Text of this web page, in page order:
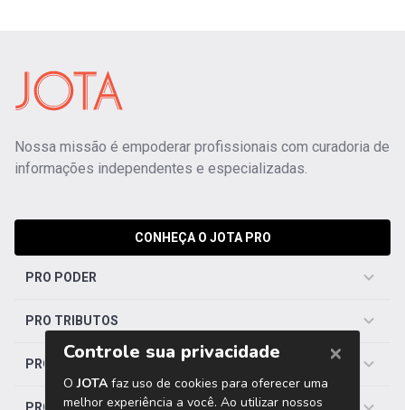
Nossa missão é empoderar profissionais com curadoria de
informações independentes e especializadas.
CONHEÇA O JOTA PRO
PRO PODER
PRO TRIBUTOS
PRO TRABALHISTA